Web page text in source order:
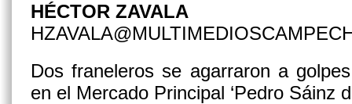
HÉCTOR ZAVALA
Dos franeleros se agarraron a
en el Mercado Principal ‘Pedro Sáinz